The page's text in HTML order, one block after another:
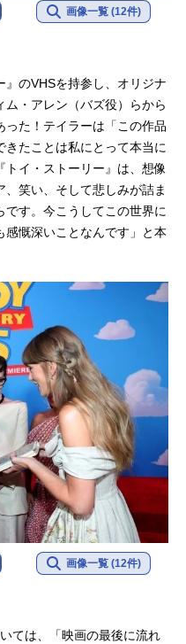
画像一覧 (12件)
のVHSを持参し、オリジナ
ム・アレン（バズ役）らから
た！テイラーは「この作品
たことは私にとって本当に
イ・ストーリー』は、想像
笑い、そして悲しみが詰ま
です。今こうしてこの世界に
慨深いことなんです」と本
画像一覧 (12件)
ては、「映画の最後に流れ